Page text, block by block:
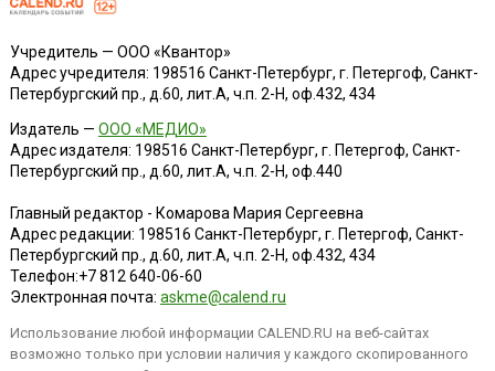
Учредитель — ООО «Квантор»
Адрес учредителя: 198516 Санкт-Петербург, г. Петергоф, Санкт-
Петербургский пр., д.60, лит.А, ч.п. 2-Н, оф.432, 434
Издатель — ООО «МЕДИО»
Адрес издателя: 198516 Санкт-Петербург, г. Петергоф, Санкт-
Петербургский пр., д.60, лит.А, ч.п. 2-Н, оф.440
Главный редактор - Комарова Мария Сергеевна
Адрес редакции: 198516 Санкт-Петербург, г. Петергоф, Санкт-
Петербургский пр., д.60, лит.А, ч.п. 2-Н, оф.432, 434
Телефон:+7 812 640-06-60
Электронная почта: askme@calend.ru
Использование любой информации CALEND.RU на веб-сайтах
возможно только при условии наличия у каждого скопированного